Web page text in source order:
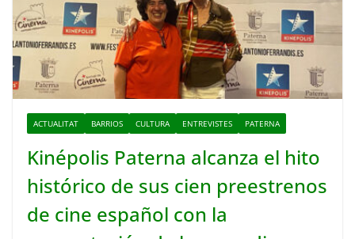
ACTUALITAT BARRIOS CULTURA ENTREVISTES PATERNA
Kinépolis Paterna alcanza el hito
histórico de sus cien preestrenos
de cine español con la